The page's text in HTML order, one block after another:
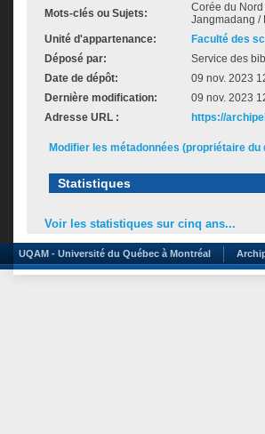
Mots-clés ou Sujets:
Corée du
Jangmadang /
Unité d'appartenance:
Faculté des
Déposé par:
Service des
Date de dépôt:
09 nov. 2023
Dernière modification:
09 nov. 2023
Adresse URL :
https://
Modifier les métadonnées (propriétaire du
Statistiques
Voir les statistiques sur cinq ans...
UQAM - Université du Québec à Montréal